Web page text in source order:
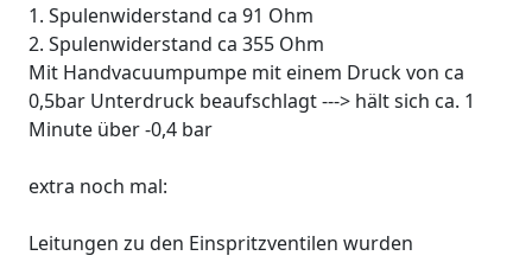
1. Spulenwiderstand ca 91 Ohm
2. Spulenwiderstand ca 355 Ohm
Mit Handvacuumpumpe mit einem Druck von ca
0,5bar Unterdruck beaufschlagt ---> hält sich ca. 1
Minute über -0,4 bar
extra noch mal:
Leitungen zu den Einspritzventilen wurden